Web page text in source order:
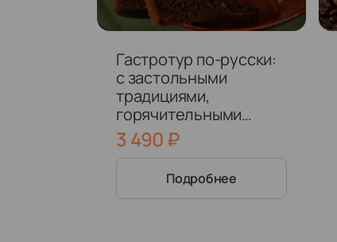
Гастротур по-русски:
с застольными
традициями,
горячительными
напитками и
баянистом (21+)
3 490₽
Подробнее